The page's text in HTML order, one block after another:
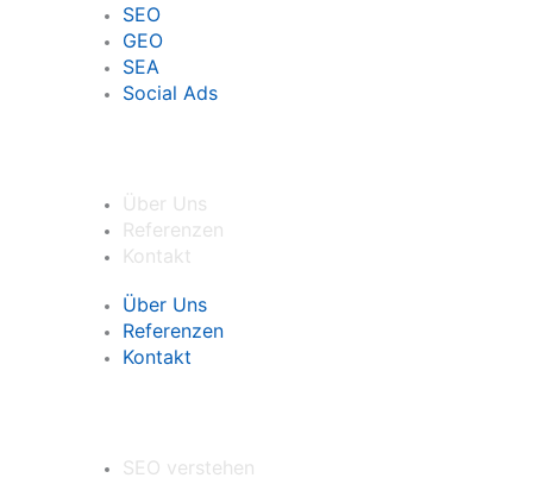
SEO
GEO
SEA
Social Ads
Über Uns
Referenzen
Kontakt
Über Uns
Referenzen
Kontakt
SEO verstehen